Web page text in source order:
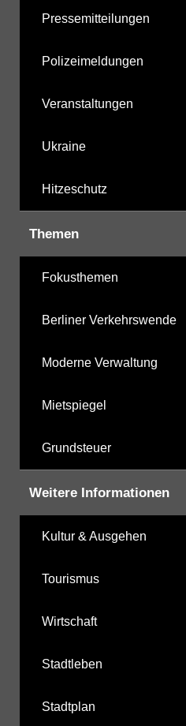
Pressemitteilungen
Polizeimeldungen
Veranstaltungen
Ukraine
Hitzeschutz
Themen
Fokusthemen
Berliner Verkehrswende
Moderne Verwaltung
Mietspiegel
Grundsteuer
Weitere Informationen
Kultur & Ausgehen
Tourismus
Wirtschaft
Stadtleben
Stadtplan